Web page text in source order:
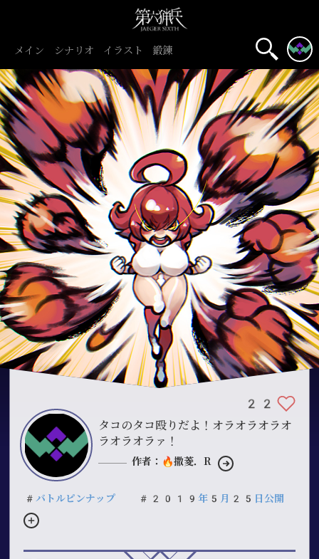
メイン シナリオ イラスト 鍛錬
名前表示
22
タコのタコ殴りだよ！オラオラオラオ
ラオラオラァ！
作者：🔥撒菱．R
#バトルピンナップ #2019年5月25日公開